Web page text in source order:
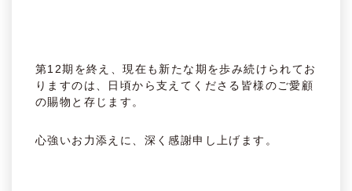
第12期を終え、現在も新たな期を歩み続けられてお
りますのは、日頃から支えてくださる皆様のご愛顧
の賜物と存じます。
心強いお力添えに、深く感謝申し上げます。